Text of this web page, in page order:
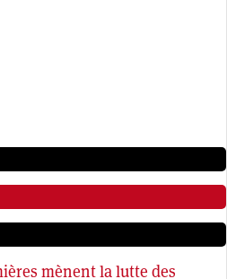
mènent la lutte des